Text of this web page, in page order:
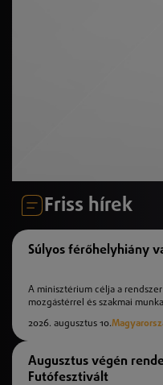
Friss hírek
Súlyos férőhelyhiány
A minisztérium célja a
mozgástérrel és szakmai
2026. augusztus 10.
Augusztus végén
Futófesztivált